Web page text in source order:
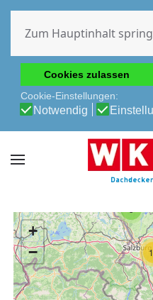
Erfahrung auf unserer
Cookie-Richtlinie
Cookies zulassen
Cookie-Einstellungen:
Notwendig
Zum Hauptinhalt
+
−